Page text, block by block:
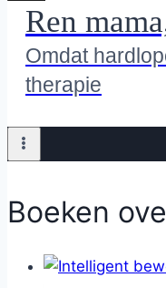
Ren
Omdat
therapie
Boeken